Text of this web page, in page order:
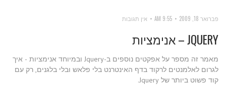
פברואר 18, 2009 9:55 AM אין תגובות
JQUERY – אנימציות
מאמר זה מספר על אפקטים נוספים ב-Jquery ובמיוחד אנימציות - איך
לגרום לאלמנטים לרקוד בדף האינטרנט בלי פלאש ובלי בלגנים, רק עם
קוד פשוט ביותר של Jquery.